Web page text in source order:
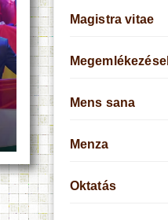
Magistra vitae
Mens sana
Menza
Oktatás